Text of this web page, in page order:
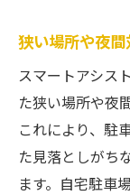
狭い場
スト
バージ
小さな
スマート
狭い場所や夜
スマートアシス
た狭い場所や夜
これにより、駐
た見落としがち
ます。自宅駐車